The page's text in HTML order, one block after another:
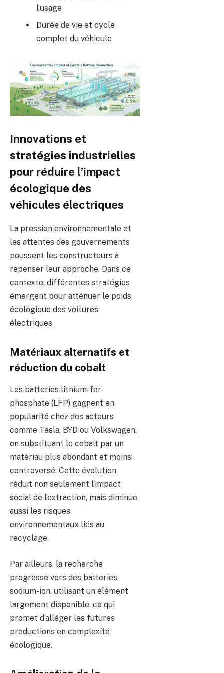
l’usage
Durée de vie et cycle
complet du véhicule
Innovations et
stratégies industrielles
pour réduire l’impact
écologique des
véhicules électriques
La pression environnementale et
les attentes des gouvernements
poussent les constructeurs à
repenser leur approche. Dans ce
contexte, différentes stratégies
émergent pour atténuer le poids
écologique des voitures
électriques.
Matériaux alternatifs et
réduction du cobalt
Les batteries lithium-fer-
phosphate (LFP) gagnent en
popularité chez des acteurs
comme Tesla, BYD ou Volkswagen,
en substituant le cobalt par un
matériau plus abondant et moins
controversé. Cette évolution
réduit non seulement l’impact
social de l’extraction, mais diminue
aussi les risques
environnementaux liés au
recyclage.
Par ailleurs, la recherche
progresse vers des batteries
sodium-ion, utilisant un élément
largement disponible, ce qui
promet d’alléger les futures
productions en complexité
écologique.